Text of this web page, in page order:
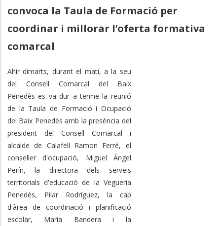
convoca la Taula de Formació per
coordinar i millorar l’oferta formativa
comarcal
Ahir dimarts, durant el matí, a la seu
del Consell Comarcal del Baix
Penedès es va dur a terme la reunió
de la Taula de Formació i Ocupació
del Baix Penedès amb la presència del
president del Consell Comarcal i
alcalde de Calafell Ramon Ferré, el
conseller d'ocupació, Miguel Ángel
Perín, la directora dels serveis
territorials d'educació de la Vegueria
Penedès, Pilar Rodríguez, la cap
d'àrea de coordinació i planificació
escolar, Maria Bandera i la